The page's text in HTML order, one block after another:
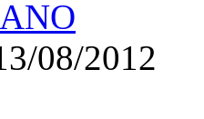
08/2012